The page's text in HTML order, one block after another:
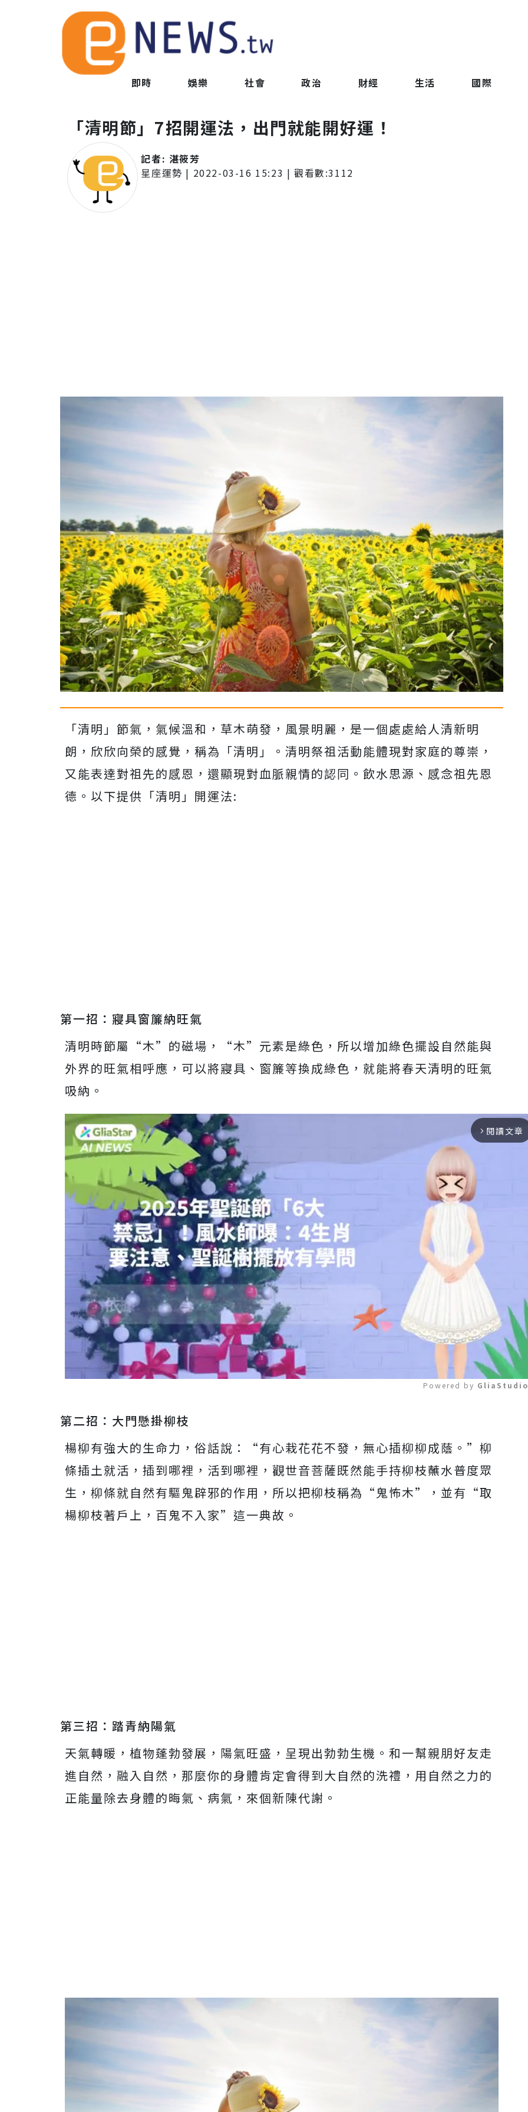
即時 娛樂 社會 政治 財經 生活 國際
「清明節」7招開運法，出門就能開好運！
記者: 湛筱芳
星座運勢 | 2022-03-16 15:23 | 觀看數:3112
「清明」節氣，氣候溫和，草木萌發，風景明麗，是一個處處給人清新明
朗，欣欣向榮的感覺，稱為「清明」。清明祭祖活動能體現對家庭的尊崇，
又能表達對祖先的感恩，還顯現對血脈親情的認同。飲水思源、感念祖先恩
德。以下提供「清明」開運法:
第一招：寢具窗簾納旺氣
清明時節屬“木”的磁場，“木”元素是綠色，所以增加綠色擺設自然能與
外界的旺氣相呼應，可以將寢具、窗簾等換成綠色，就能將春天清明的旺氣
吸納。
arrow_forward_ios 閱讀文章
Powered by
第二招：大門懸掛柳枝
楊柳有強大的生命力，俗話說：“有心栽花花不發，無心插柳柳成蔭。”柳
條插土就活，插到哪裡，活到哪裡，觀世音菩薩既然能手持柳枝蘸水普度眾
生，柳條就自然有驅鬼辟邪的作用，所以把柳枝稱為“鬼怖木”，並有“取
楊柳枝著戶上，百鬼不入家”這一典故。
第三招：踏青納陽氣
天氣轉暖，植物蓬勃發展，陽氣旺盛，呈現出勃勃生機。和一幫親朋好友走
進自然，融入自然，那麼你的身體肯定會得到大自然的洗禮，用自然之力的
正能量除去身體的晦氣、病氣，來個新陳代謝。